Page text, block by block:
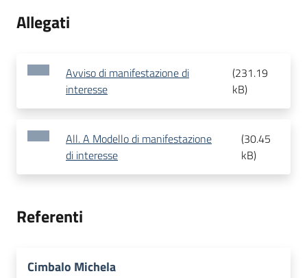
Allegati
Avviso di manifestazione di
interesse
(231.19
kB)
All. A Modello di manifestazione
di interesse
(30.45
kB)
Referenti
Cimbalo Michela